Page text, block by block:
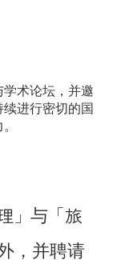
术论坛，并邀
进行密切的国
」与 「旅
，并聘请